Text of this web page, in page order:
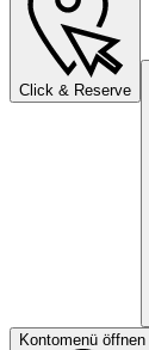
Click & Reserve
Kontomenü öffnen